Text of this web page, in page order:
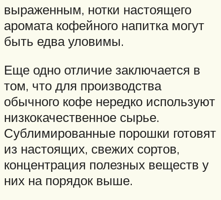
выраженным, нотки настоящего
аромата кофейного напитка могут
быть едва уловимы.
Еще одно отличие заключается в
том, что для производства
обычного кофе нередко используют
низкокачественное сырье.
Сублимированные порошки готовят
из настоящих, свежих сортов,
концентрация полезных веществ у
них на порядок выше.